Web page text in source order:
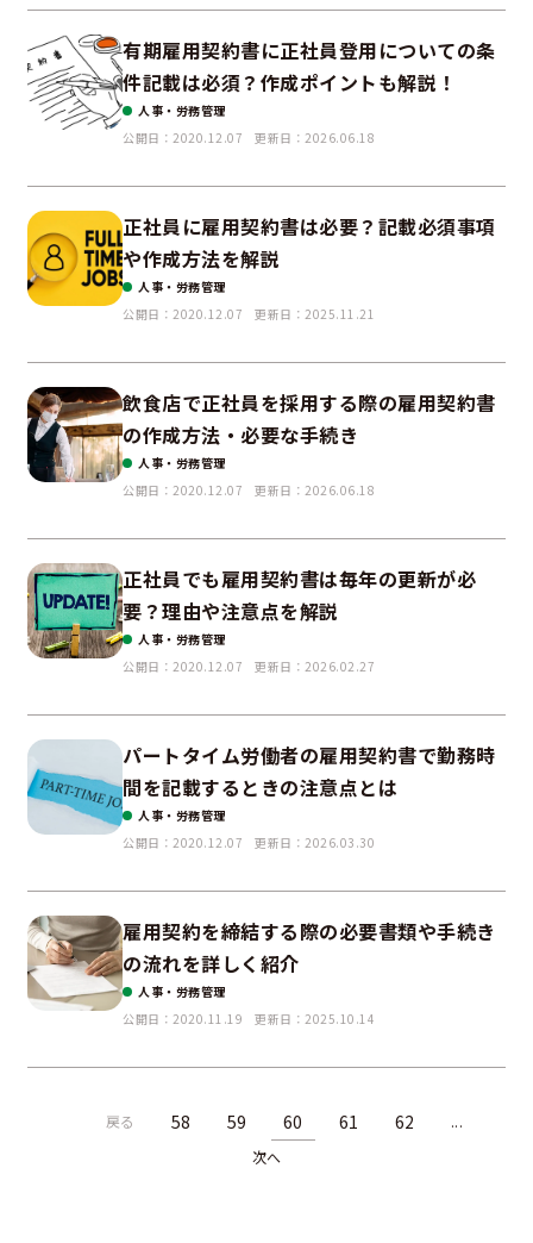
有期雇用契約書に正社員登用についての条
件記載は必須？作成ポイントも解説！
人事・労務管理
公開日：2020.12.07
更新日：2026.06.18
正社員に雇用契約書は必要？記載必須事項
や作成方法を解説
人事・労務管理
公開日：2020.12.07
更新日：2025.11.21
飲食店で正社員を採用する際の雇用契約書
の作成方法・必要な手続き
人事・労務管理
公開日：2020.12.07
更新日：2026.06.18
正社員でも雇用契約書は毎年の更新が必
要？理由や注意点を解説
人事・労務管理
公開日：2020.12.07
更新日：2026.02.27
パートタイム労働者の雇用契約書で勤務時
間を記載するときの注意点とは
人事・労務管理
公開日：2020.12.07
更新日：2026.03.30
雇用契約を締結する際の必要書類や手続き
の流れを詳しく紹介
人事・労務管理
公開日：2020.11.19
更新日：2025.10.14
戻る 58 59 60 61 62
...
次へ